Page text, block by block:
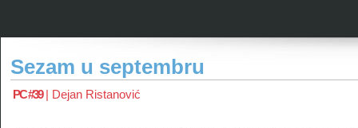
Sezam u septembru
PC #39| Dejan Ristanović